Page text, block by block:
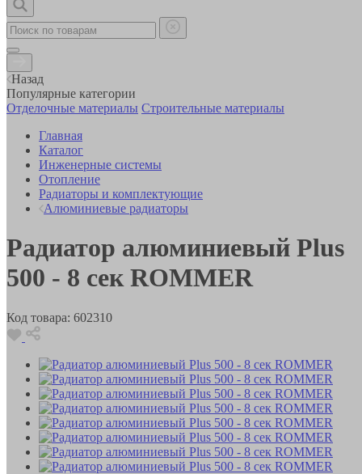
Назад
Популярные категории
Отделочные материалы Строительные материалы
Главная
Каталог
Инженерные системы
Отопление
Радиаторы и комплектующие
Алюминиевые радиаторы
Радиатор алюминиевый Plus
500 - 8 сек ROMMER
Код товара: 602310